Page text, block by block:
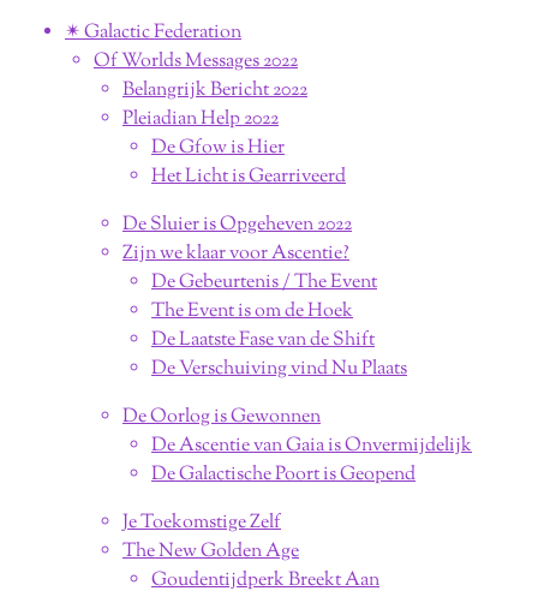
✴︎ Galactic Federation
Of Worlds Messages 2022
Belangrijk Bericht 2022
Pleiadian Help 2022
De Gfow is Hier
Het Licht is Gearriveerd
De Sluier is Opgeheven 2022
Zijn we klaar voor Ascentie?
De Gebeurtenis / The Event
The Event is om de Hoek
De Laatste Fase van de Shift
De Verschuiving vind Nu Plaats
De Oorlog is Gewonnen
De Ascentie van Gaia is Onvermijdelijk
De Galactische Poort is Geopend
Je Toekomstige Zelf
The New Golden Age
Goudentijdperk Breekt Aan